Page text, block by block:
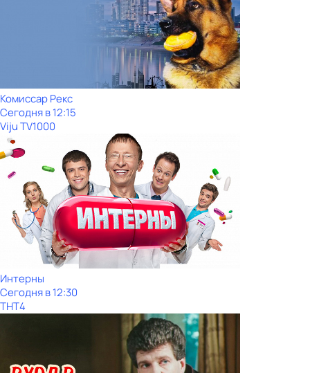
Комиссар Рекс
Сегодня в 12:15
Viju TV1000
Интерны
Сегодня в 12:30
ТНТ4